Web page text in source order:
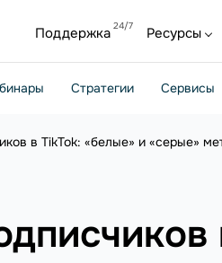
Поддержка Ресурсы
Стратегии Сервисы
в TikTok: «белые» и «серые»